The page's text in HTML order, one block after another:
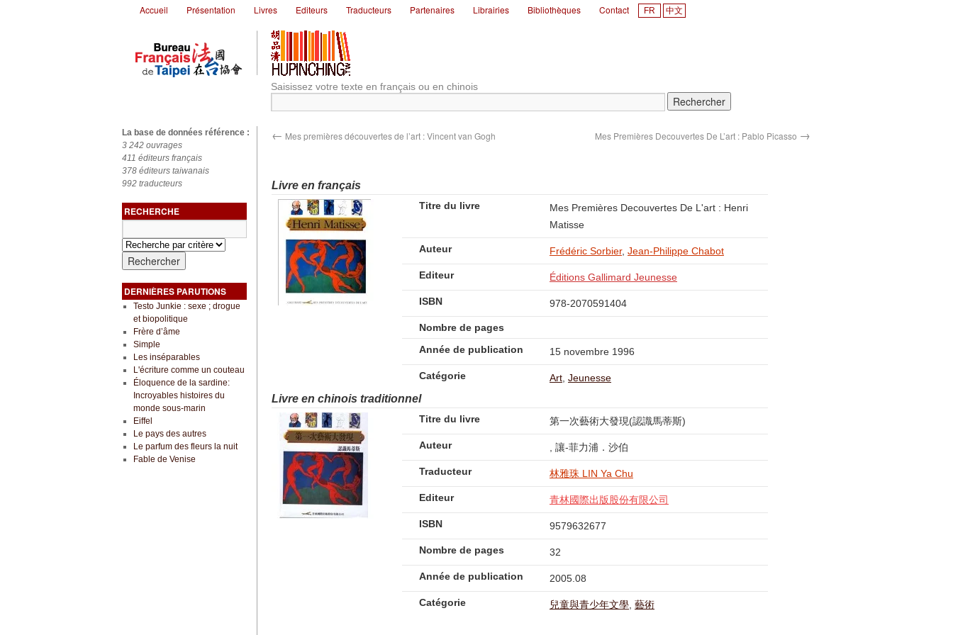
Accueil Présentation Livres Editeurs Traducteurs Partenaires Librairies Bibliothèques Contact FR 中文
Saisissez votre texte en français ou en chinois
La base de données référence :
3 242 ouvrages
411 éditeurs français
378 éditeurs taiwanais
992 traducteurs
RECHERCHE
DERNIÈRES PARUTIONS
Testo Junkie : sexe ; drogue
et biopolitique
Frère d’âme
Simple
Les inséparables
L'écriture comme un couteau
Éloquence de la sardine:
Incroyables histoires du
monde sous-marin
Eiffel
Le pays des autres
Le parfum des fleurs la nuit
Fable de Venise
← Mes premières découvertes de l’art : Vincent van Gogh Mes Premières Decouvertes De L’art : Pablo Picasso →
Livre en français
Titre du livre
Mes Premières Decouvertes De L'art : Henri
Matisse
Auteur Frédéric Sorbier, Jean-Philippe Chabot
Editeur Éditions Gallimard Jeunesse
ISBN 978-2070591404
Nombre de pages
Année de publication
15 novembre 1996
Catégorie Art Jeunesse
Livre en chinois traditionnel
Titre du livre 第一次藝術大發現(認識馬蒂斯)
Auteur , 讓-菲力浦．沙伯
Traducteur 林雅珠 LIN Ya Chu
Editeur 青林國際出版股份有限公司
ISBN 9579632677
Nombre de pages 32
Année de publication 2005.08
Catégorie 兒童與青少年文學 藝術